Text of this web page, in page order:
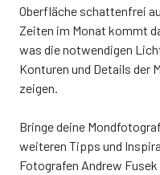
Oberfläche schattenfrei
Zeiten im Monat kommt
was die notwendigen
Konturen und Details der
zeigen.
Bringe deine
weiteren Tipps und
Fotografen Andrew